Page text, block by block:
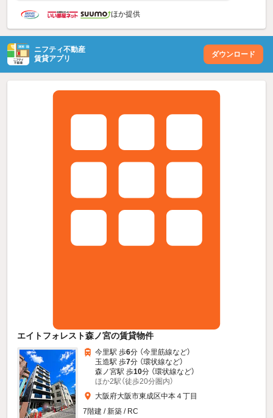
ほか提供
ニフティ不動産
賃貸アプリ
ダウンロード
エイトフォレスト森ノ宮の賃貸物件
今里駅 歩6分 （今里筋線など）
玉造駅 歩7分 （環状線など）
森ノ宮駅 歩10分 （環状線など）
ほか2駅（徒歩20分圏内）
大阪府大阪市東成区中本４丁目
7階建 / 新築 / RC